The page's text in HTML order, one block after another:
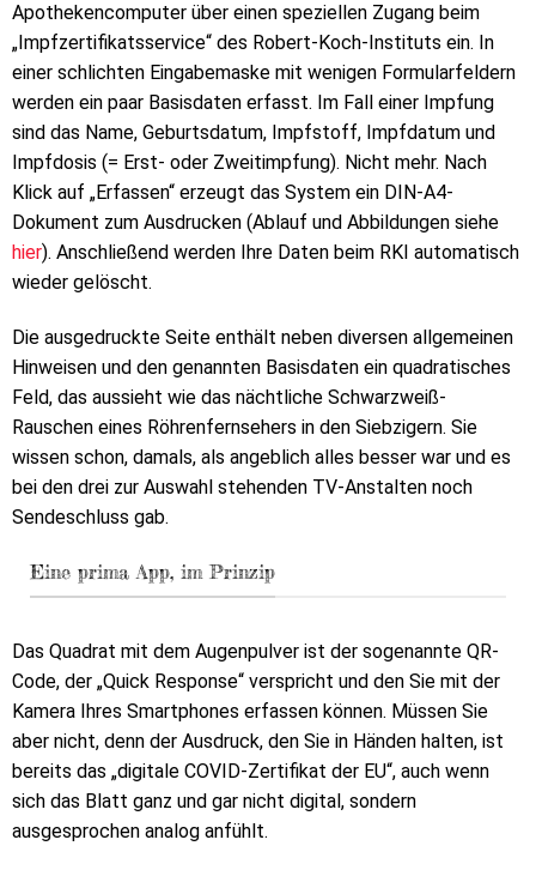
Apothekencomputer über einen speziellen Zugang beim
„Impfzertifikatsservice“ des Robert-Koch-Instituts ein. In
einer schlichten Eingabemaske mit wenigen Formularfeldern
werden ein paar Basisdaten erfasst. Im Fall einer Impfung
sind das Name, Geburtsdatum, Impfstoff, Impfdatum und
Impfdosis (= Erst- oder Zweitimpfung). Nicht mehr. Nach
Klick auf „Erfassen“ erzeugt das System ein DIN-A4-
Dokument zum Ausdrucken (Ablauf und Abbildungen siehe
hier). Anschließend werden Ihre Daten beim RKI automatisch
wieder gelöscht.
Die ausgedruckte Seite enthält neben diversen allgemeinen
Hinweisen und den genannten Basisdaten ein quadratisches
Feld, das aussieht wie das nächtliche Schwarzweiß-
Rauschen eines Röhrenfernsehers in den Siebzigern. Sie
wissen schon, damals, als angeblich alles besser war und es
bei den drei zur Auswahl stehenden TV-Anstalten noch
Sendeschluss gab.
Eine prima App, im Prinzip
Das Quadrat mit dem Augenpulver ist der sogenannte QR-
Code, der „Quick Response“ verspricht und den Sie mit der
Kamera Ihres Smartphones erfassen können. Müssen Sie
aber nicht, denn der Ausdruck, den Sie in Händen halten, ist
bereits das „digitale COVID-Zertifikat der EU“, auch wenn
sich das Blatt ganz und gar nicht digital, sondern
ausgesprochen analog anfühlt.